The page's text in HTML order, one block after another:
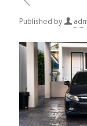
Published by